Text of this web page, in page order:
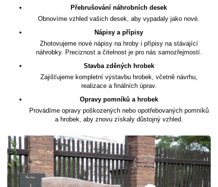
Přebrušování náhrobních desek
Obnovíme vzhled vašich desek, aby vypadaly jako nové.
Nápisy a přípisy
Zhotovujeme nové nápisy na hroby i přípisy na stávající
náhrobky. Preciznost a čitelnost je pro nás samozřejmostí.
Stavba zděných hrobek
Zajišťujeme kompletní výstavbu hrobek, včetně návrhu,
realizace a finálních úprav.
Opravy pomníků a hrobek
Provádíme opravy poškozených nebo opotřebovaných pomníků
a hrobek, aby znovu získaly důstojný vzhled.